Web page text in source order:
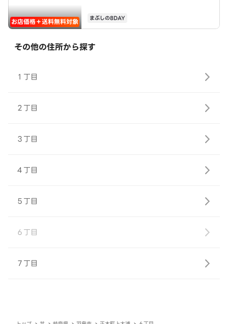
お店価格＋送料無料対象 まぶしの8DAY
その他の住所から探す
１丁目
２丁目
３丁目
４丁目
５丁目
６丁目
７丁目